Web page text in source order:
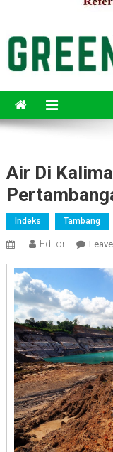
Air Di
Indeks Tambang
Editor